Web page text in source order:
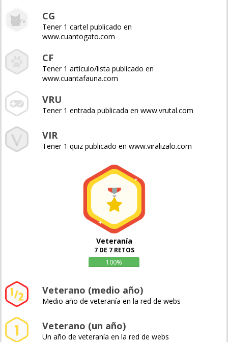
CG
Tener 1 cartel publicado en
www.cuantogato.com
CF
Tener 1 artículo/lista publicado en
www.cuantafauna.com
VRU
Tener 1 entrada publicada en www.vrutal.com
VIR
Tener 1 quiz publicado en www.viralizalo.com
Veteranía
7 DE 7 RETOS
100%
Veterano (medio año)
Medio año de veteranía en la red de webs
Veterano (un año)
Un año de veteranía en la red de webs